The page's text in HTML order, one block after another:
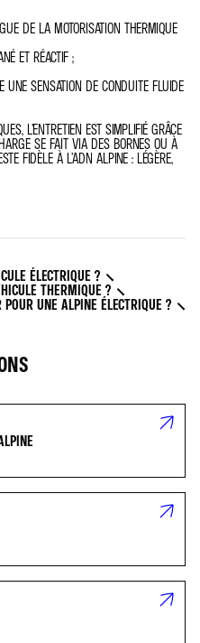
DE LA MOTORISATION THERMIQUE
ET RÉACTIF ;
SENSATION DE CONDUITE FLUIDE
L’ENTRETIEN EST SIMPLIFIÉ GRÂCE
SE FAIT VIA DES BORNES OU À
FIDÈLE À L’ADN ALPINE : LÉGÈRE,
ÉLECTRIQUE ?
THERMIQUE ?
UNE ALPINE ÉLECTRIQUE ?